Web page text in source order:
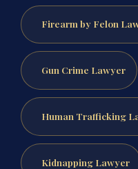
Firearm by Felon
Gun Crime Lawyer
Human Trafficking
Kidnapping Lawyer